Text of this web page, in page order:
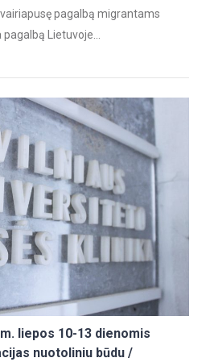
pagalbą migrantams
Lietuvoje…
liepos 10-13 dienomis
nuotoliniu būdu /